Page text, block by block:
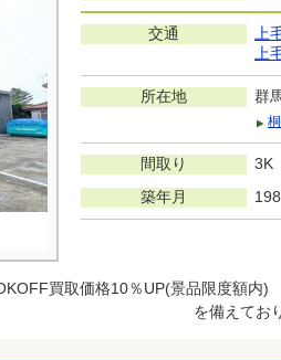
交通 上
上
所在地 群
間取り 3K
築年月
買取価格10％UP(景品限度額内
を備えてお